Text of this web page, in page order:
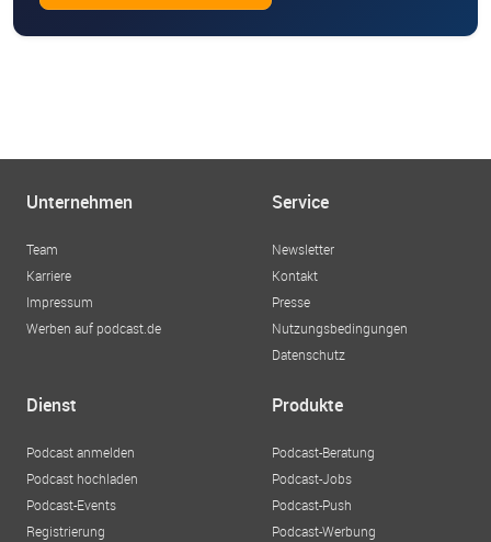
Unternehmen
Team
Karriere
Impressum
Werben auf podcast.de
Service
Newsletter
Kontakt
Presse
Nutzungsbedingungen
Datenschutz
Dienst
Podcast anmelden
Podcast hochladen
Podcast-Events
Registrierung
Produkte
Podcast-Beratung
Podcast-Jobs
Podcast-Push
Podcast-Werbung